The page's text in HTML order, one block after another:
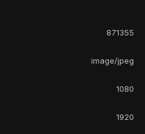
871355
image/jpeg
1080
1920